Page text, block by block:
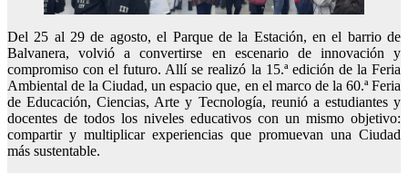
Del 25 al 29 de agosto, el Parque de la Estación, en el barrio de
Balvanera, volvió a convertirse en escenario de innovación y
compromiso con el futuro. Allí se realizó la 15.ª edición de la Feria
Ambiental de la Ciudad, un espacio que, en el marco de la 60.ª Feria
de Educación, Ciencias, Arte y Tecnología, reunió a estudiantes y
docentes de todos los niveles educativos con un mismo objetivo:
compartir y multiplicar experiencias que promuevan una Ciudad
más sustentable.